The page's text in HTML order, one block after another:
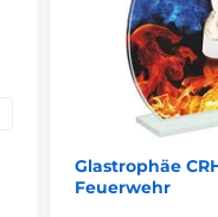
Glastrophäe
Feuerwehr